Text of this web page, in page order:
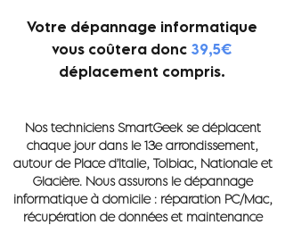
Votre dépannage informatique
vous coûtera donc 39,5€
déplacement compris.
Nos techniciens SmartGeek se déplacent
chaque jour dans le 13e arrondissement,
autour de Place d’Italie, Tolbiac, Nationale et
Glacière. Nous assurons le dépannage
informatique à domicile : réparation PC/Mac,
récupération de données et maintenance